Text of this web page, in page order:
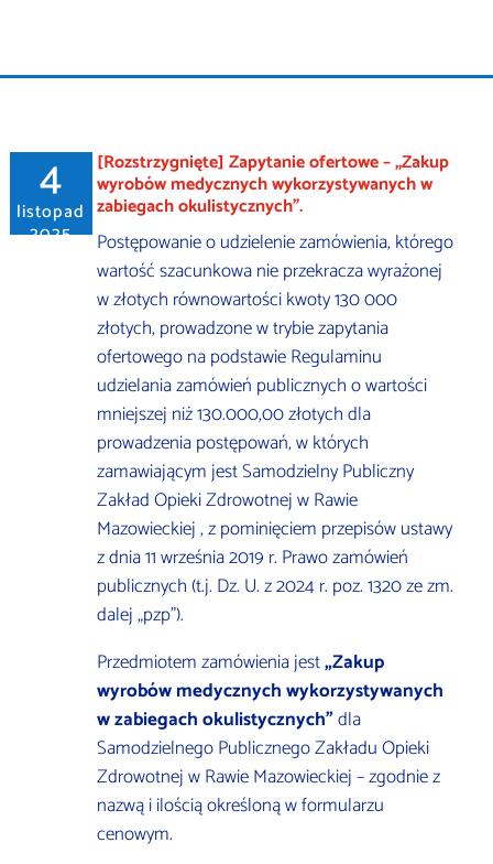
4
listopad
2025
[Rozstrzygnięte] Zapytanie ofertowe – „Zakup
wyrobów medycznych wykorzystywanych w
zabiegach okulistycznych”.
Postępowanie o udzielenie zamówienia, którego
wartość szacunkowa nie przekracza wyrażonej
w złotych równowartości kwoty 130 000
złotych, prowadzone w trybie zapytania
ofertowego na podstawie Regulaminu
udzielania zamówień publicznych o wartości
mniejszej niż 130.000,00 złotych dla
prowadzenia postępowań, w których
zamawiającym jest Samodzielny Publiczny
Zakład Opieki Zdrowotnej w Rawie
Mazowieckiej , z pominięciem przepisów ustawy
z dnia 11 września 2019 r. Prawo zamówień
publicznych (t.j. Dz. U. z 2024 r. poz. 1320 ze zm.
dalej „pzp”).
Przedmiotem zamówienia jest„Zakup
wyrobów medycznych wykorzystywanych
w zabiegach okulistycznych”dla
Samodzielnego Publicznego Zakładu Opieki
Zdrowotnej w Rawie Mazowieckiej – zgodnie z
nazwą i ilością określoną w formularzu
cenowym.